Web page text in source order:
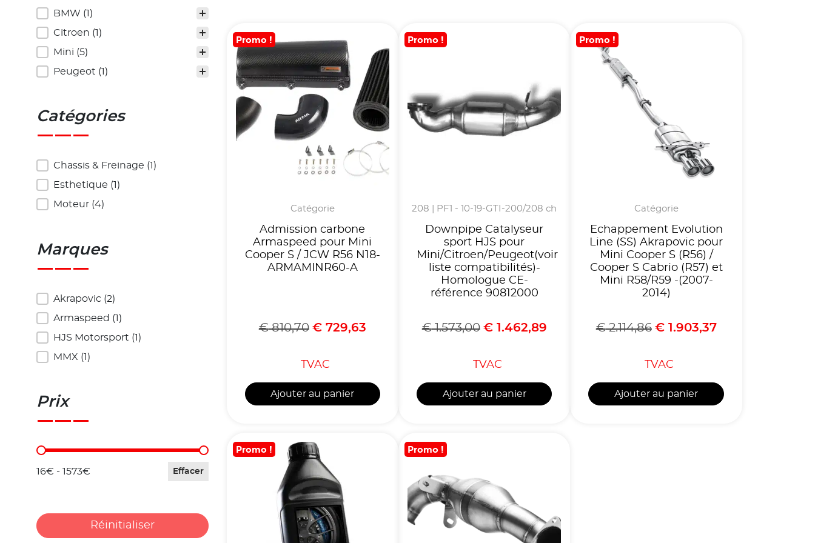
Véhicules
BMW (1)
Citroen (1)
Mini (5)
Peugeot (1)
Catégories
Catégories
Chassis & Freinage (1)
Esthetique (1)
Moteur (4)
Marques
Marques
Akrapovic (2)
Armaspeed (1)
HJS Motorsport (1)
MMX (1)
Prix
Prix
16€ - 1573€ Effacer
Réinitialiser
Promo !
Catégorie
Admission carbone
Armaspeed pour Mini
Cooper S / JCW R56 N18-
ARMAMINR60-A
€810,70 €729,63
TVAC
Ajouter au panier
Promo !
208 | PF1 - 10-19-GTI-200/208 ch
Downpipe Catalyseur
sport HJS pour
Mini/Citroen/Peugeot(voir
liste compatibilités)-
Homologue CE-
référence 90812000
€1.573,00 €1.462,89
TVAC
Ajouter au panier
Promo !
Catégorie
Echappement Evolution
Line (SS) Akrapovic pour
Mini Cooper S (R56) /
Cooper S Cabrio (R57) et
Mini R58/R59 -(2007-
2014)
€2.114,86 €1.903,37
TVAC
Ajouter au panier
Promo ! Promo !